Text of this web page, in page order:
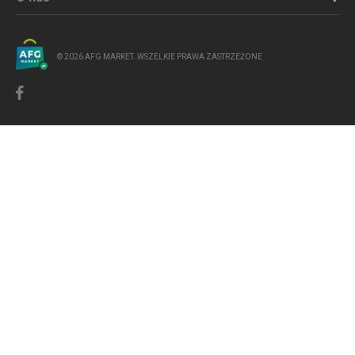
© 2026 AFG MARKET. WSZELKIE PRAWA ZASTRZEŻONE